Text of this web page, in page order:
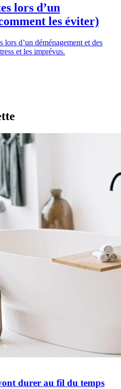
lors d’un
les éviter)
d’un déménagement et des
et les imprévus.
durer au fil du temps